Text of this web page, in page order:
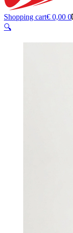
Shopping cart€ 0,00 0
🔍